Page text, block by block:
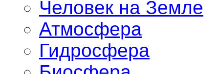
Человек на Земле
Атмосфера
Гидросфера